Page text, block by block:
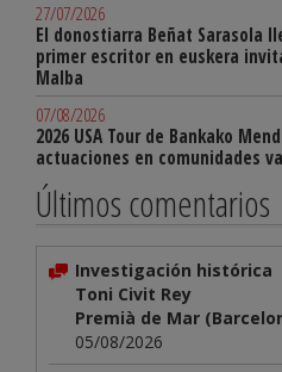
27/07/2026
El donostiarra Beñat Sarasola
primer escritor en euskera
Malba
07/08/2026
2026 USA Tour de Bankako
actuaciones en comunidades
Últimos comentarios
Investigación histórica
Toni Civit Rey
Premià de Mar
05/08/2026